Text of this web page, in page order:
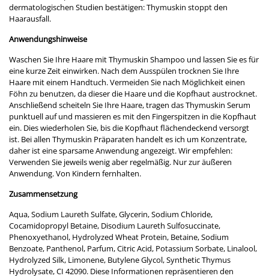
dermatologischen Studien bestätigen: Thymuskin stoppt den
Haarausfall.
Anwendungshinweise
Waschen Sie Ihre Haare mit Thymuskin Shampoo und lassen Sie es für
eine kurze Zeit einwirken. Nach dem Ausspülen trocknen Sie Ihre
Haare mit einem Handtuch. Vermeiden Sie nach Möglichkeit einen
Föhn zu benutzen, da dieser die Haare und die Kopfhaut austrocknet.
Anschließend scheiteln Sie Ihre Haare, tragen das Thymuskin Serum
punktuell auf und massieren es mit den Fingerspitzen in die Kopfhaut
ein. Dies wiederholen Sie, bis die Kopfhaut flächendeckend versorgt
ist. Bei allen Thymuskin Präparaten handelt es ich um Konzentrate,
daher ist eine sparsame Anwendung angezeigt. Wir empfehlen:
Verwenden Sie jeweils wenig aber regelmäßig. Nur zur äußeren
Anwendung. Von Kindern fernhalten.
Zusammensetzung
Aqua, Sodium Laureth Sulfate, Glycerin, Sodium Chloride,
Cocamidopropyl Betaine, Disodium Laureth Sulfosuccinate,
Phenoxyethanol, Hydrolyzed Wheat Protein, Betaine, Sodium
Benzoate, Panthenol, Parfum, Citric Acid, Potassium Sorbate, Linalool,
Hydrolyzed Silk, Limonene, Butylene Glycol, Synthetic Thymus
Hydrolysate, CI 42090. Diese Informationen repräsentieren den